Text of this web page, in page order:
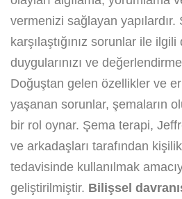
vermenizi sağlayan yapılardır.
karşılaştığınız sorunlar ile
duygularınızı ve
Doğuştan gelen özellikler ve
yaşanan sorunlar, şemaların
bir rol oynar. Şema terapi,
ve arkadaşları tarafından
tedavisinde kullanılmak
geliştirilmiştir. Bilişsel